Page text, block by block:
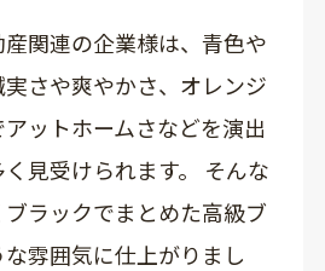
関連の企業様は、青色や
さや爽やかさ、オレンジ
ットホームさなどを演出
見受けられます。 そんな
ラックでまとめた高級ブ
雰囲気に仕上がりまし